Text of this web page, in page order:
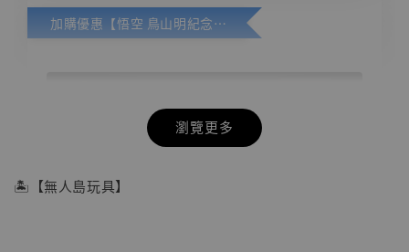
加購優惠【悟空 鳥山明紀念款 [奇蹟工作室]】
瀏覽更多
🏝【無人島玩具】